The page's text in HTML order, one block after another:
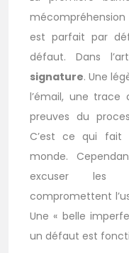
mécompréhension
est parfait par
défaut. Dans
signature. Une
l’émail, une
preuves du
C’est ce qui
monde.
excuser les
compromettent
Une « belle
un défaut est